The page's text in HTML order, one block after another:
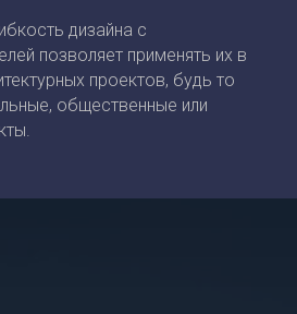
дизайна с
позволяет применять их в
проектов, будь то
общественные или